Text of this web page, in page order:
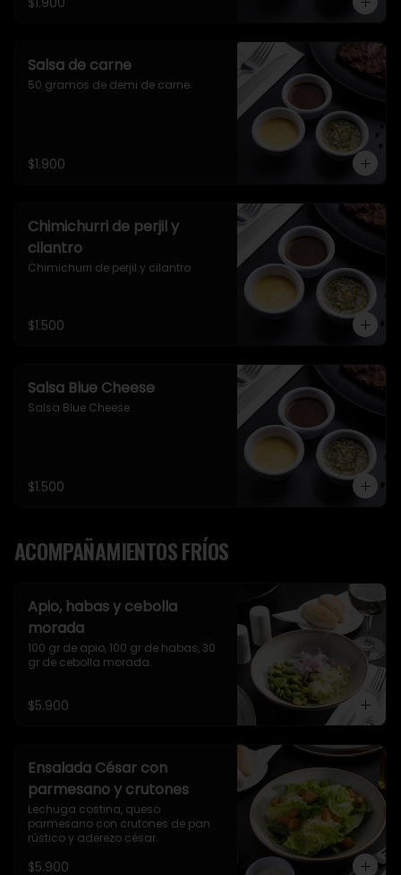
Salsa de carne
50 gramos de demi de carne
$1.900
Chimichurri de perjil y
cilantro
Chimichurri de perjil y cilantro
$1.500
Salsa Blue Cheese
Salsa Blue Cheese
$1.500
ACOMPAÑAMIENTOS FRÍOS
Apio, habas y cebolla
morada
100 gr de apio, 100 gr de habas, 30
gr de cebolla morada.
$5.900
Ensalada César con
parmesano y crutones
Lechuga costina, queso
parmesano con crutones de pan
rústico y aderezo césar.
$5.900